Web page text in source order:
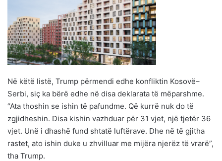
Në këtë listë, Trump përmendi edhe konfliktin Kosovë–
Serbi, siç ka bërë edhe në disa deklarata të mëparshme.
“Ata thoshin se ishin të pafundme. Që kurrë nuk do të
zgjidheshin. Disa kishin vazhduar për 31 vjet, një tjetër 36
vjet. Unë i dhashë fund shtatë luftërave. Dhe në të gjitha
rastet, ato ishin duke u zhvilluar me mijëra njerëz të vrarë”,
tha Trump.